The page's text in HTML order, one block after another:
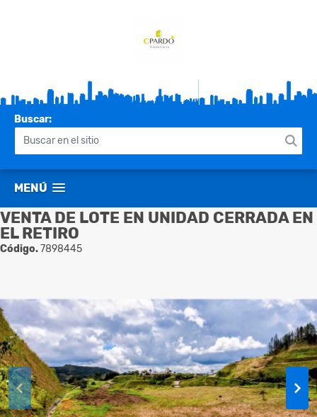
Buscar:
MENÚ
VENTA DE LOTE EN UNIDAD CERRADA EN
EL RETIRO
Código.7898445